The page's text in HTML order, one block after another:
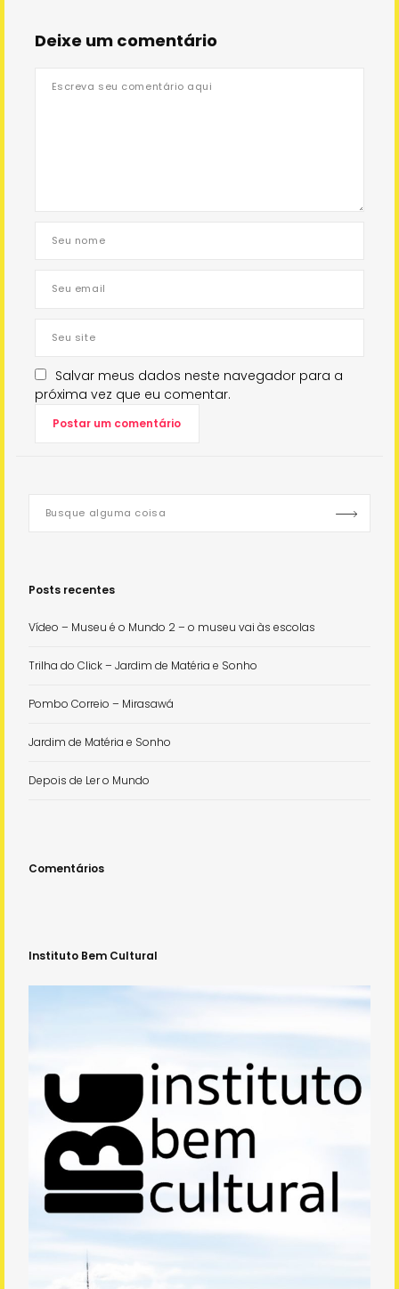
Deixe um comentário
Salvar meus dados neste navegador para a
próxima vez que eu comentar.
Posts recentes
Vídeo – Museu é o Mundo 2 – o museu vai às escolas
Trilha do Click – Jardim de Matéria e Sonho
Pombo Correio – Mirasawá
Jardim de Matéria e Sonho
Depois de Ler o Mundo
Comentários
Instituto Bem Cultural